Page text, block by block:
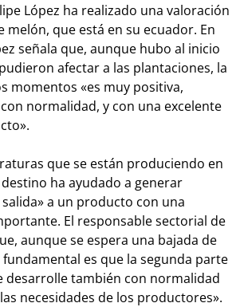
López ha realizado una valoración
melón, que está en su ecuador. En
señala que, aunque hubo al inicio
afectar a las plantaciones, la
momentos «es muy positiva,
normalidad, y con una excelente
que se están produciendo en
ha ayudado a generar
a un producto con una
El responsable sectorial de
aunque se espera una bajada de
es que la segunda parte
desarrolle también con normalidad
necesidades de los productores».